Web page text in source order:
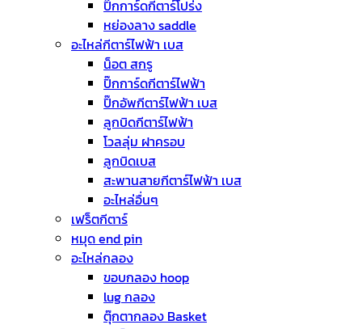
ปิ๊กการ์ดกีตาร์โปร่ง
หย่องลาง saddle
อะไหล่กีตาร์ไฟฟ้า เบส
น็อต สกรู
ปิ๊กการ์ดกีตาร์ไฟฟ้า
ปิ๊กอัพกีตาร์ไฟฟ้า เบส
ลูกบิดกีตาร์ไฟฟ้า
โวลลุ่ม ฝาครอบ
ลูกบิดเบส
สะพานสายกีตาร์ไฟฟ้า เบส
อะไหล่อื่นๆ
เฟร็ตกีตาร์
หมุด end pin
อะไหล่กลอง
ขอบกลอง hoop
lug กลอง
ตุ๊กตากลอง Basket